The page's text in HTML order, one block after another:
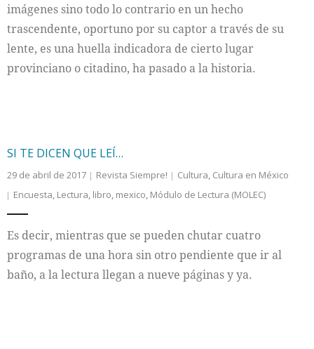
imágenes sino todo lo contrario en un hecho
trascendente, oportuno por su captor a través de su
lente, es una huella indicadora de cierto lugar
provinciano o citadino, ha pasado a la historia.
SI TE DICEN QUE LEÍ…
29 de abril de 2017 Revista Siempre! Cultura Cultura en México
Encuesta Lectura libro mexico Módulo de Lectura (MOLEC)
Es decir, mientras que se pueden chutar cuatro
programas de una hora sin otro pendiente que ir al
baño, a la lectura llegan a nueve páginas y ya.